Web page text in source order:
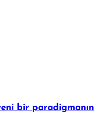
bir paradigmanın